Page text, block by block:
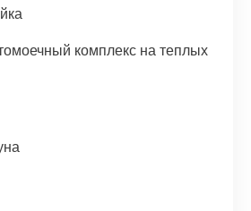
комплекс на теплых